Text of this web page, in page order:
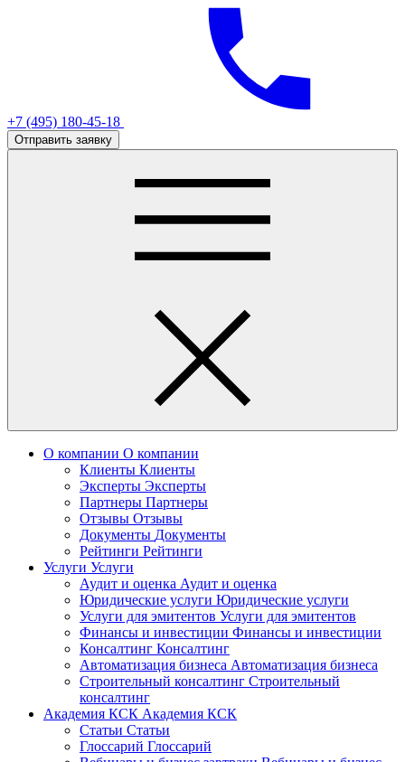
+7 (495) 180-45-18
Отправить заявку
О компании О компании
Клиенты Клиенты
Эксперты Эксперты
Партнеры Партнеры
Отзывы Отзывы
Документы Документы
Рейтинги Рейтинги
Услуги Услуги
Аудит и оценка Аудит и оценка
Юридические услуги Юридические услуги
Услуги для эмитентов Услуги для эмитентов
Финансы и инвестиции Финансы и инвестиции
Консалтинг Консалтинг
Автоматизация бизнеса Автоматизация бизнеса
Строительный консалтинг Строительный
консалтинг
Академия КСК Академия КСК
Статьи Статьи
Глоссарий Глоссарий